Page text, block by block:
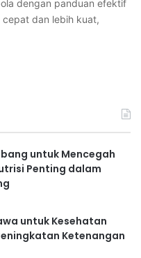
dengan panduan efektif
dan lebih kuat,
untuk Mencegah
Penting dalam
untuk Kesehatan
Ketenangan